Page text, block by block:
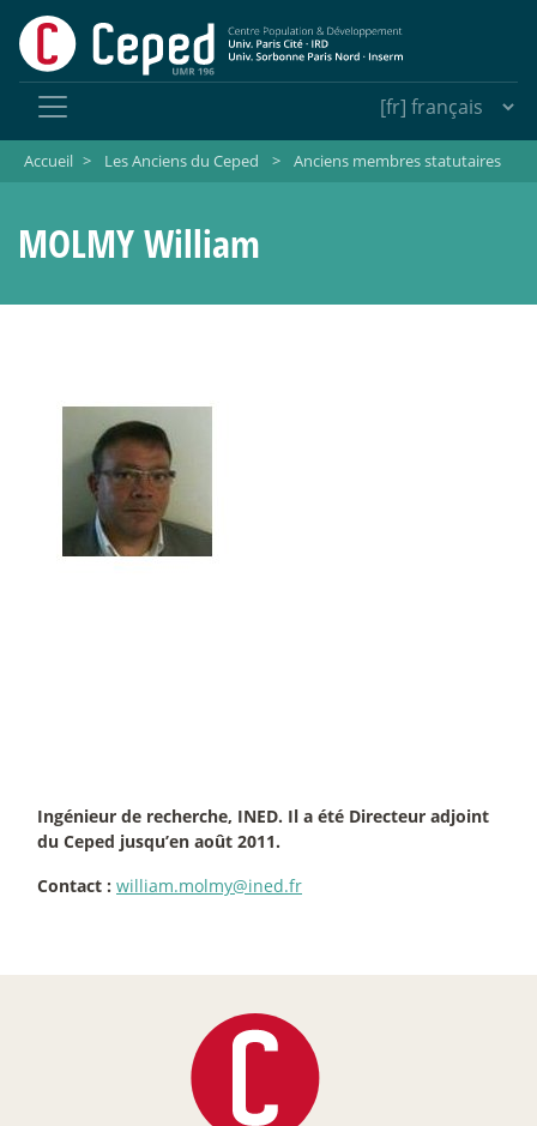
Accueil > Les Anciens du Ceped > Anciens membres statutaires
MOLMY William
Ingénieur de recherche, INED. Il a été Directeur adjoint
du Ceped jusqu’en août 2011.
Contact : william.molmy@ined.fr